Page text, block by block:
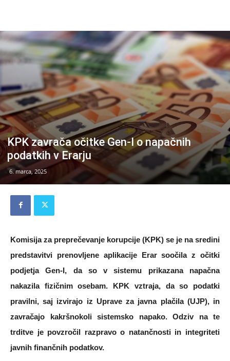
KPK zavrača očitke Gen-I o napačnih
podatkih v Erarju
6. marca, 2025
Komisija za preprečevanje korupcije (KPK) se je na sredini
predstavitvi prenovljene aplikacije Erar soočila z očitki
podjetja Gen-I, da so v sistemu prikazana napačna
nakazila fizičnim osebam. KPK vztraja, da so podatki
pravilni, saj izvirajo iz Uprave za javna plačila (UJP), in
zavračajo kakršnokoli sistemsko napako. Odziv na te
trditve je povzročil razpravo o natančnosti in integriteti
javnih finančnih podatkov.